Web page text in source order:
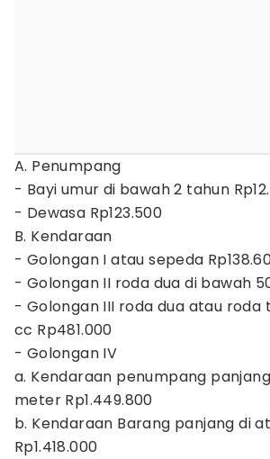
A. Penumpang
- Bayi umur di bawah 2 tahun
- Dewasa Rp123.500
B. Kendaraan
- Golongan I atau sepeda
- Golongan II roda dua di bawah
- Golongan III roda dua atau roda
cc Rp481.000
- Golongan IV
a. Kendaraan penumpang
meter Rp1.449.800
b. Kendaraan Barang panjang di
Rp1.418.000